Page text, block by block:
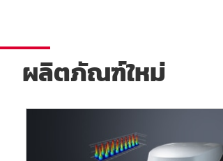
ผลิตภัณฑ์ใหม่